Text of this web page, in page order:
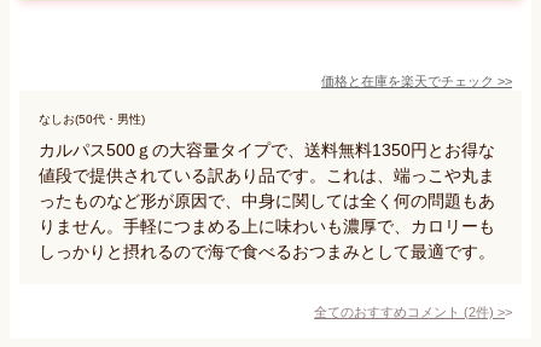
価格と在庫を楽天でチェック >>
なしお(50代・男性)
カルパス500ｇの大容量タイプで、送料無料1350円とお得な
値段で提供されている訳あり品です。これは、端っこや丸ま
ったものなど形が原因で、中身に関しては全く何の問題もあ
りません。手軽につまめる上に味わいも濃厚で、カロリーも
しっかりと摂れるので海で食べるおつまみとして最適です。
全てのおすすめコメント (2件) >